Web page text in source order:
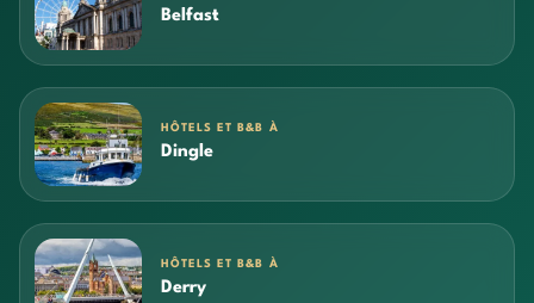
Belfast
HÔTELS ET B&B À
Dingle
HÔTELS ET B&B À
Derry